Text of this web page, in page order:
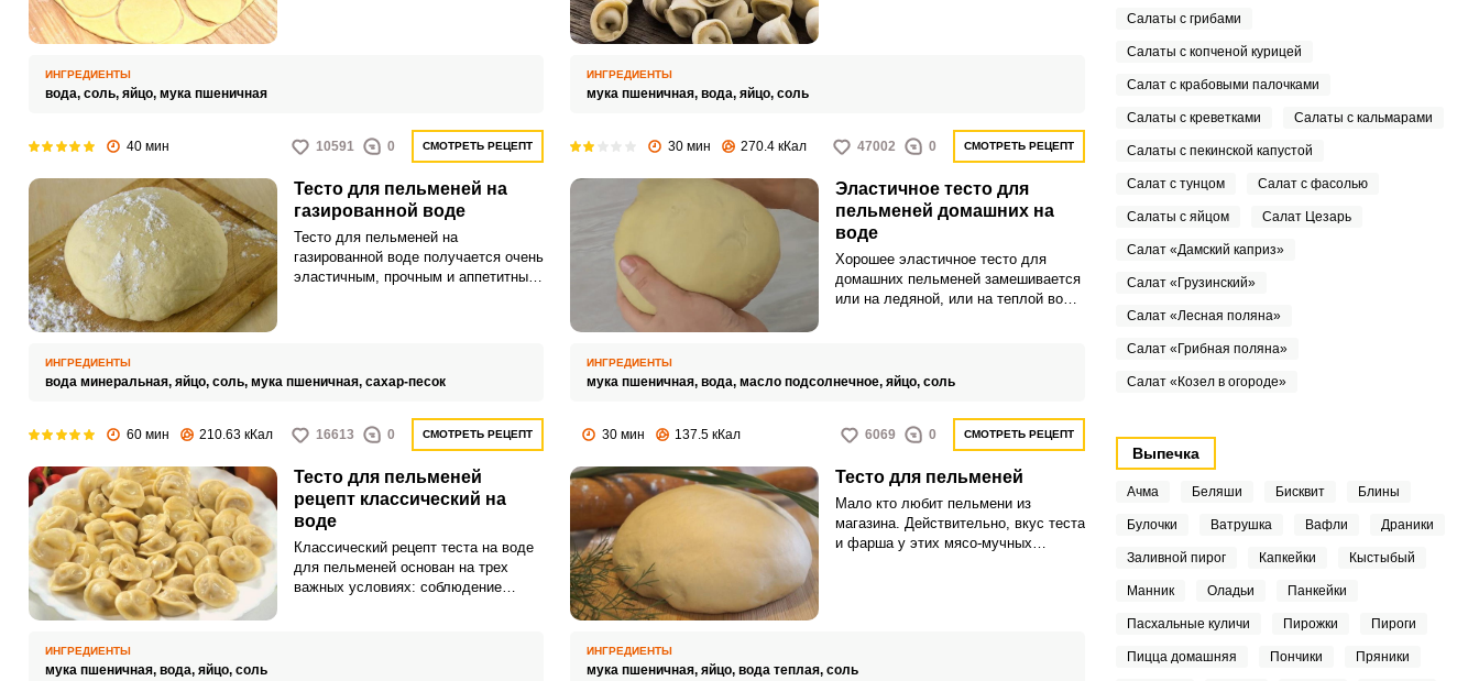
ИНГРЕДИЕНТЫ
вода, соль, яйцо, мука пшеничная
40 мин 10591 0 СМОТРЕТЬ РЕЦЕПТ
ИНГРЕДИЕНТЫ
мука пшеничная, вода, яйцо, соль
30 мин 270.4 кКал 47002 0 СМОТРЕТЬ РЕЦЕПТ
Тесто для пельменей на
газированной воде
Тесто для пельменей на
газированной воде получается очень
эластичным, прочным и аппетитным.
ИНГРЕДИЕНТЫ
вода минеральная, яйцо, соль, мука пшеничная, сахар-песок
60 мин 210.63 кКал 16613 0 СМОТРЕТЬ РЕЦЕПТ
Эластичное тесто для
пельменей домашних на
воде
Хорошее эластичное тесто для
домашних пельменей замешивается
или на ледяной, или на теплой воде.
ИНГРЕДИЕНТЫ
мука пшеничная, вода, масло подсолнечное, яйцо, соль
30 мин 137.5 кКал 6069 0 СМОТРЕТЬ РЕЦЕПТ
Тесто для пельменей
рецепт классический на
воде
Классический рецепт теста на воде
для пельменей основан на трех
важных условиях: соблюдение
ИНГРЕДИЕНТЫ
мука пшеничная, вода, яйцо, соль
Тесто для пельменей
Мало кто любит пельмени из
магазина. Действительно, вкус теста
и фарша у этих мясо-мучных
ИНГРЕДИЕНТЫ
мука пшеничная, яйцо, вода теплая, соль
Салаты с грибами
Салаты с копченой курицей
Салат с крабовыми палочками
Салаты с креветками Салаты с кальмарами
Салаты с пекинской капустой
Салат с тунцом Салат с фасолью
Салаты с яйцом Салат Цезарь
Салат «Дамский каприз»
Салат «Грузинский»
Салат «Лесная поляна»
Салат «Грибная поляна»
Салат «Козел в огороде»
Выпечка
Ачма Беляши Бисквит Блины
Булочки Ватрушка Вафли Драники
Заливной пирог Капкейки Кыстыбый
Манник Оладьи Панкейки
Пасхальные куличи Пирожки Пироги
Пицца домашняя Пончики Пряники